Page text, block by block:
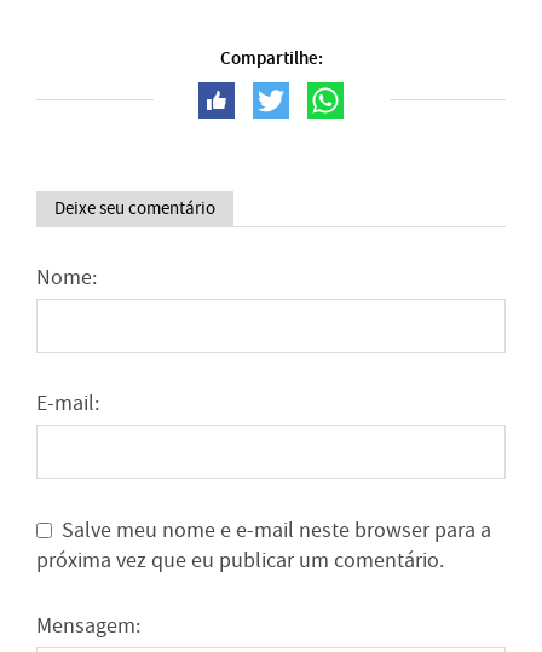
Compartilhe:
Deixe seu comentário
Nome:
E-mail:
Salve meu nome e e-mail neste browser para a
próxima vez que eu publicar um comentário.
Mensagem: